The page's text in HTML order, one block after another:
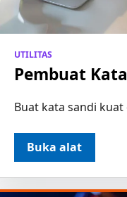
UTILITAS
Pembuat
Buat kata sandi
Buka alat